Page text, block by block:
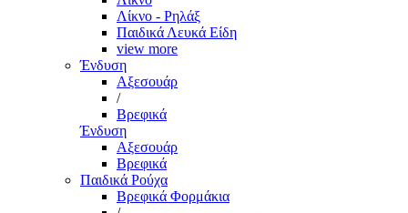
Λίκνο - Ρηλάξ
Παιδικά Λευκά Είδη
view more
Ένδυση
Αξεσουάρ
/
Βρεφικά
Ένδυση
Αξεσουάρ
Βρεφικά
Παιδικά Ρούχα
Βρεφικά Φορμάκια